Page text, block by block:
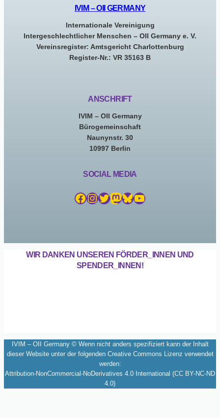
IVIM – OII GERMANY
Internationale Vereinigung
Intergeschlechtlicher Menschen – OII Germany e. V.
Vereinsregister: Amtsgericht Charlottenburg
Register-Nr.: VR 35163 B
ANSCHRIFT
IVIM – OII Germany
Bürogemeinschaft
Naunynstr. 30
10997 Berlin
SOCIAL MEDIA
Facebook InstagramTwitter Mastodon Bluesky YouTube
WIR DANKEN UNSEREN FÖRDER_INNEN UND
SPENDER_INNEN!
IVIM – OII Germany © Wenn nicht anders spezifiziert kann der Inhalt
dieser Website unter der folgenden Creative Commons Lizenz verwendet
werden:
Attribution-NonCommercial-NoDerivatives 4.0 International (CC BY-NC-ND
4.0)